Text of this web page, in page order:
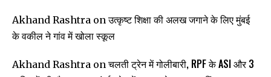
Akhand Rashtra onउत्कृष्ट शिक्षा की अलख जगाने के लिए मुंबई
के वकील ने गांव में खोला स्कूल
Akhand Rashtra onचलती ट्रेन में गोलीबारी, RPF के ASI और 3